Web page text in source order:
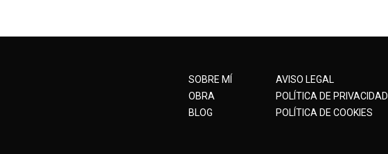
SOBRE MÍ
AVISO LEGAL
OBRA
POLÍTICA DE PRIVACIDAD
BLOG
POLÍTICA DE COOKIES